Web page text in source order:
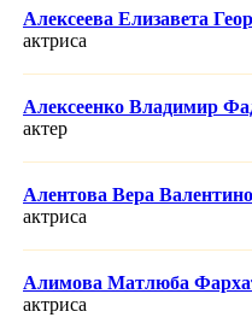
Алексеева Елизавета
актриса
Алексеенко Владимир
актер
Алентова Вера
актриса
Алимова Матлюба
актриса